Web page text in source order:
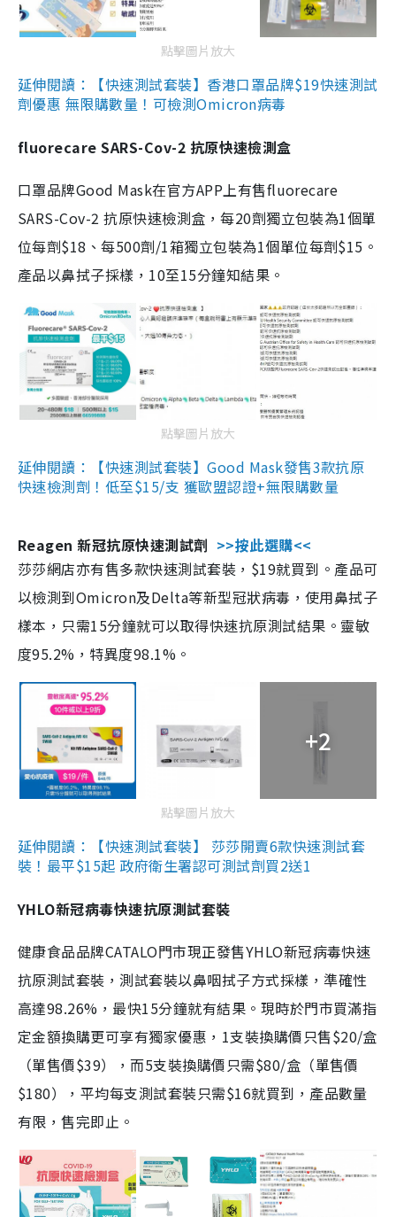
點擊圖片放大
延伸閱讀：【快速測試套裝】香港口罩品牌$19快速測試
劑優惠 無限購數量！可檢測Omicron病毒
fluorecare SARS-Cov-2 抗原快速檢測盒
口罩品牌Good Mask在官方APP上有售fluorecare
SARS-Cov-2 抗原快速檢測盒，每20劑獨立包裝為1個單
位每劑$18、每500劑/1箱獨立包裝為1個單位每劑$15。
產品以鼻拭子採樣，10至15分鐘知結果。
點擊圖片放大
延伸閱讀：【快速測試套裝】Good Mask發售3款抗原
快速檢測劑！低至$15/支 獲歐盟認證+無限購數量
Reagen 新冠抗原快速測試劑 >>按此選購<<
莎莎網店亦有售多款快速測試套裝，$19就買到。產品可
以檢測到Omicron及Delta等新型冠狀病毒，使用鼻拭子
樣本，只需15分鐘就可以取得快速抗原測試結果。靈敏
度95.2%，特異度98.1%。
+2
點擊圖片放大
延伸閱讀：【快速測試套裝】 莎莎開賣6款快速測試套
裝！最平$15起 政府衛生署認可測試劑買2送1
YHLO新冠病毒快速抗原測試套裝
健康食品品牌CATALO門市現正發售YHLO新冠病毒快速
抗原測試套裝，測試套裝以鼻咽拭子方式採樣，準確性
高達98.26%，最快15分鐘就有結果。現時於門市買滿指
定金額換購更可享有獨家優惠，1支裝換購價只售$20/盒
（單售價$39），而5支裝換購價只需$80/盒（單售價
$180），平均每支測試套裝只需$16就買到，產品數量
有限，售完即止。